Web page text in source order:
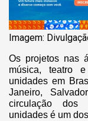
Imagem:
Os projetos nas
música, teatro
unidades em
Janeiro,
circulação dos
unidades é um